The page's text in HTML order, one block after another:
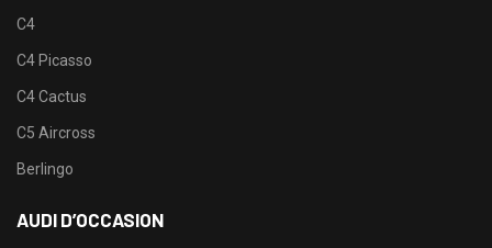
C4
C4 Picasso
C4 Cactus
C5 Aircross
Berlingo
AUDI D’OCCASION